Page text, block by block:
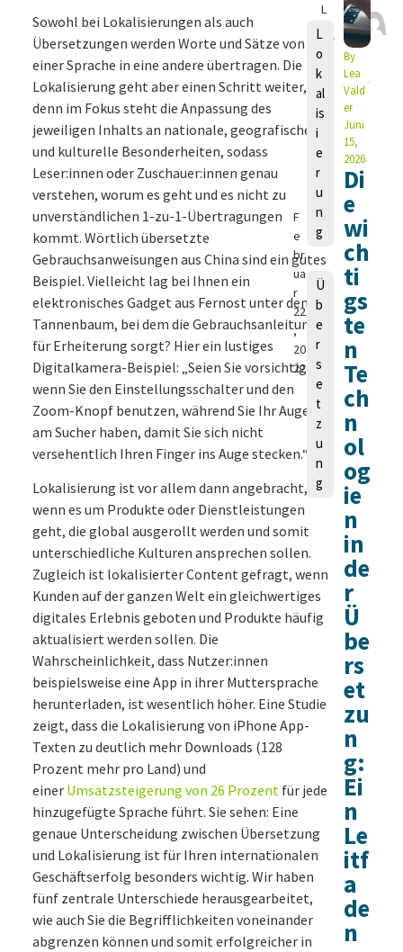
Sowohl bei Lokalisierungen als auch
Übersetzungen werden Worte und Sätze von
einer Sprache in eine andere übertragen. Die
Lokalisierung geht aber einen Schritt weiter,
denn im Fokus steht die Anpassung des
jeweiligen Inhalts an nationale, geografische
und kulturelle Besonderheiten, sodass
Leser:innen oder Zuschauer:innen genau
verstehen, worum es geht und es nicht zu
unverständlichen 1-zu-1-Übertragungen
kommt. Wörtlich übersetzte
Gebrauchsanweisungen aus China sind ein gutes
Beispiel. Vielleicht lag bei Ihnen ein
elektronisches Gadget aus Fernost unter dem
Tannenbaum, bei dem die Gebrauchsanleitung
für Erheiterung sorgt? Hier ein lustiges
Digitalkamera-Beispiel: „Seien Sie vorsichtig,
wenn Sie den Einstellungsschalter und den
Zoom-Knopf benutzen, während Sie Ihr Auge
am Sucher haben, damit Sie sich nicht
versehentlich Ihren Finger ins Auge stecken.“
Lokalisierung ist vor allem dann angebracht,
wenn es um Produkte oder Dienstleistungen
geht, die global ausgerollt werden und somit
unterschiedliche Kulturen ansprechen sollen.
Zugleich ist lokalisierter Content gefragt, wenn
Kunden auf der ganzen Welt ein gleichwertiges
digitales Erlebnis geboten und Produkte häufig
aktualisiert werden sollen. Die
Wahrscheinlichkeit, dass Nutzer:innen
beispielsweise eine App in ihrer Muttersprache
herunterladen, ist wesentlich höher. Eine Studie
zeigt, dass die Lokalisierung von iPhone App-
Texten zu deutlich mehr Downloads (128
Prozent mehr pro Land) und
einer Umsatzsteigerung von 26 Prozent für jede
hinzugefügte Sprache führt. Sie sehen: Eine
genaue Unterscheidung zwischen Übersetzung
und Lokalisierung ist für Ihren internationalen
Geschäftserfolg besonders wichtig. Wir haben
fünf zentrale Unterschiede herausgearbeitet,
wie auch Sie die Begrifflichkeiten voneinander
abgrenzen können und somit erfolgreicher in
L
a
a
g
ls
F
e
br
ua
r
22
,
20
22
L
o
k
al
is
i
e
r
u
n
g
Ü
b
e
r
s
e
t
z
u
n
g
By
Lea
Vald
er
Juni
15,
2026
Di
e
wi
ch
ti
gs
te
n
Te
ch
n
ol
og
ie
n
in
de
r
Ü
be
rs
et
zu
n
g:
Ei
n
Le
itf
a
de
n